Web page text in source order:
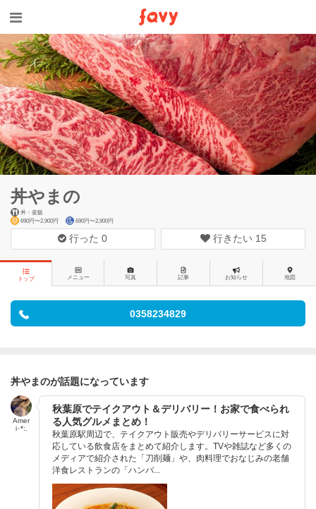
丼やまの
丼・釜飯
690円〜2,900円
690円〜2,900円
行った0 行きたい 15
トップ メニュー 写真 記事 お知らせ 地図
0358234829
丼やまのが話題になっています
Amer
i･*:.
秋葉原でテイクアウト＆デリバリー！お家で食べられ
る人気グルメまとめ！
秋葉原駅周辺で、テイクアウト販売やデリバリーサービスに対
応している飲食店をまとめて紹介します。TVや雑誌など多くの
メディアで紹介された「刀削麺」や、肉料理でおなじみの老舗
洋食レストランの「ハンバ...